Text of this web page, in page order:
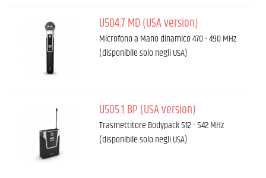
U504.7 MD (USA version)
Microfono a Mano dinamico 470 - 490 MHz
(disponibile solo negli USA)
U505.1 BP (USA version)
Trasmettitore Bodypack 512 - 542 MHz
(disponibile solo negli USA)